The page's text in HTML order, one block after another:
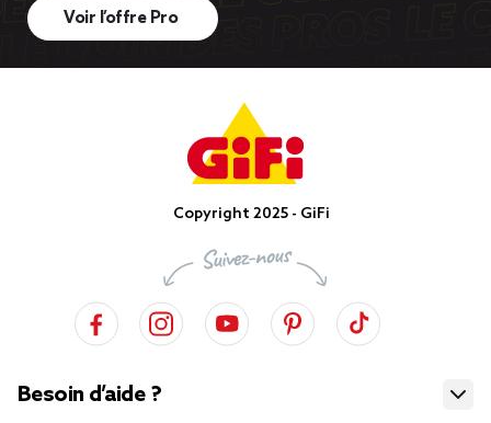
Voir l’offre Pro
Copyright 2025 - GiFi
Besoin d’aide ?